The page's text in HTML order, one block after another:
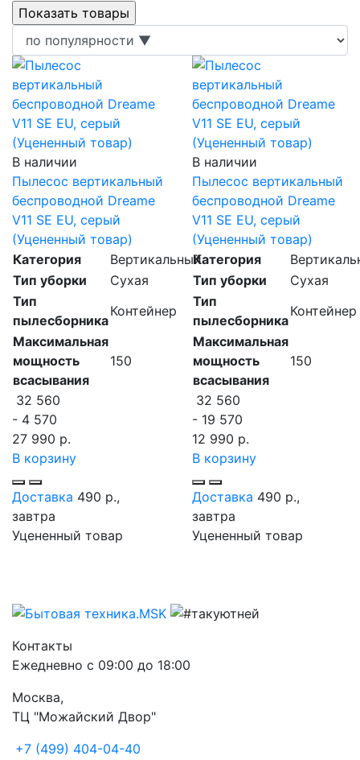
В наличии
Пылесос вертикальный
беспроводной Dreame
V11 SE EU, серый
(Уцененный товар)
Категория
Вертикальный
Тип уборки
Сухая
Тип
пылесборника
Контейнер
Максимальная
мощность
всасывания
150
32 560
- 4 570
27 990 р.
В корзину
Доставка 490 р.,
завтра
Уцененный товар
В наличии
Пылесос вертикальный
беспроводной Dreame
V11 SE EU, серый
(Уцененный товар)
Категория
Тип уборки
Сухая
Тип
пылесборника
Контейнер
Максимальная
мощность
всасывания
150
32 560
- 19 570
12 990 р.
В корзину
Доставка 490 р.,
завтра
Уцененный товар
Контакты
Ежедневно с 09:00 до 18:00
Москва,
ТЦ "Можайский Двор"
+7 (499) 404-04-40